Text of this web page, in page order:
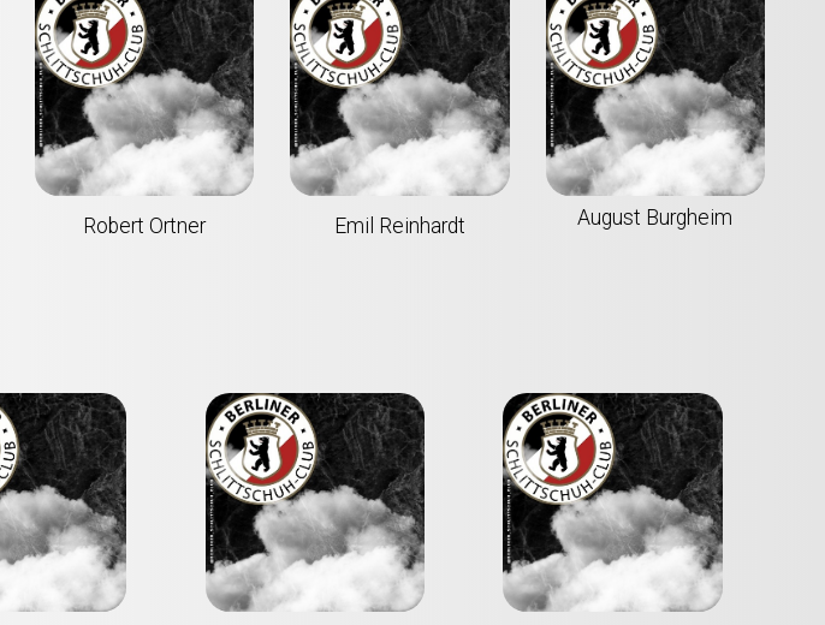
Robert Ortner Emil Reinhardt August Burgheim